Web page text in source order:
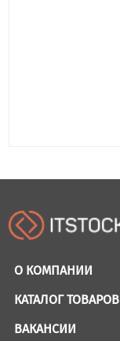
О КОМПАНИИ
КАТАЛОГ ТОВАРОВ
ВАКАНСИИ